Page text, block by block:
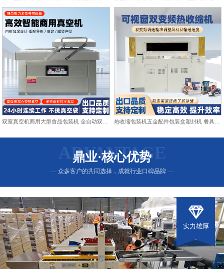
ADVANTAGE
鼎业·核心优势
— 众多客户的共同选择，成就行业口碑品牌 —
实力雄厚